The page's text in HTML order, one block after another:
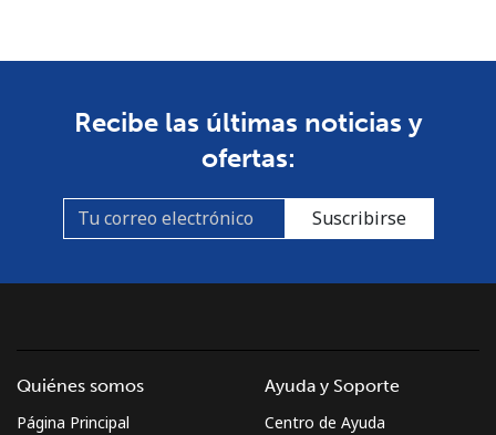
Recibe las últimas noticias y
ofertas:
Suscribirse
Quiénes somos
Página Principal
Ayuda y Soporte
Centro de Ayuda